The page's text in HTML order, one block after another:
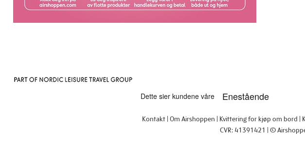
Kontakt Om Airshoppen Kvittering for kjøp om bord
CVR: 41391421
©